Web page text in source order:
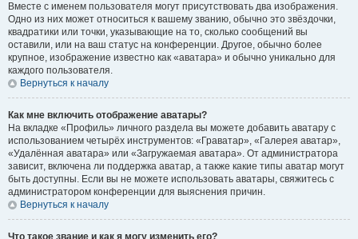
Вместе с именем пользователя могут присутствовать два изображения.
Одно из них может относиться к вашему званию, обычно это звёздочки,
квадратики или точки, указывающие на то, сколько сообщений вы
оставили, или на ваш статус на конференции. Другое, обычно более
крупное, изображение известно как «аватара» и обычно уникально для
каждого пользователя.
Вернуться к началу
Как мне включить отображение аватары?
На вкладке «Профиль» личного раздела вы можете добавить аватару с
использованием четырёх инструментов: «Граватар», «Галерея аватар»,
«Удалённая аватара» или «Загружаемая аватара». От администратора
зависит, включена ли поддержка аватар, а также какие типы аватар могут
быть доступны. Если вы не можете использовать аватары, свяжитесь с
администратором конференции для выяснения причин.
Вернуться к началу
Что такое звание и как я могу изменить его?